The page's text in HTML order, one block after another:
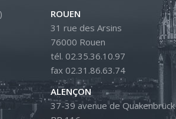
ROUEN
31 rue des Arsins
76000 Rouen
tél. 02.35.36.10.97
fax 02.31.86.63.74
ALENÇON
37-39 avenue de Quakenbrück